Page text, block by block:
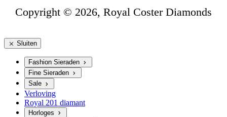
Copyright © 2026, Royal Coster Diamonds
Sluiten
Fashion Sieraden
Fine Sieraden
Sale
Verloving
Royal 201 diamant
Horloges